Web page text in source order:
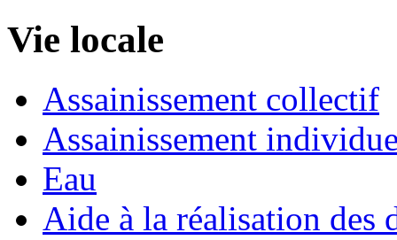
Vie locale
Assainissement collectif
Assainissement
Eau
Aide à la réalisation des